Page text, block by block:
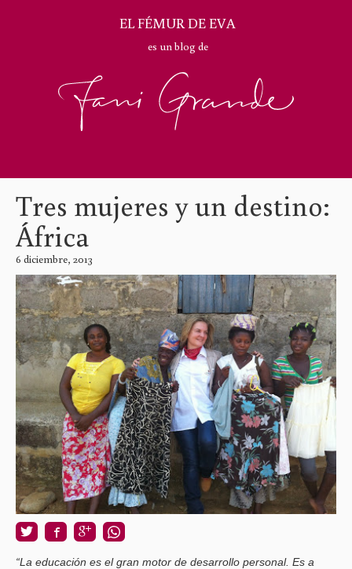
EL FÉMUR DE EVA
es un blog de
Tres mujeres y un destino:
África
6 diciembre, 2013
“La educación es el gran motor de desarrollo personal. Es a